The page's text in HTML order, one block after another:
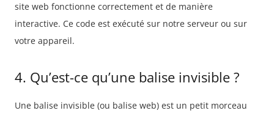
site web fonctionne correctement et de manière
interactive. Ce code est exécuté sur notre serveur ou sur
votre appareil.
4. Qu’est-ce qu’une balise invisible ?
Une balise invisible (ou balise web) est un petit morceau